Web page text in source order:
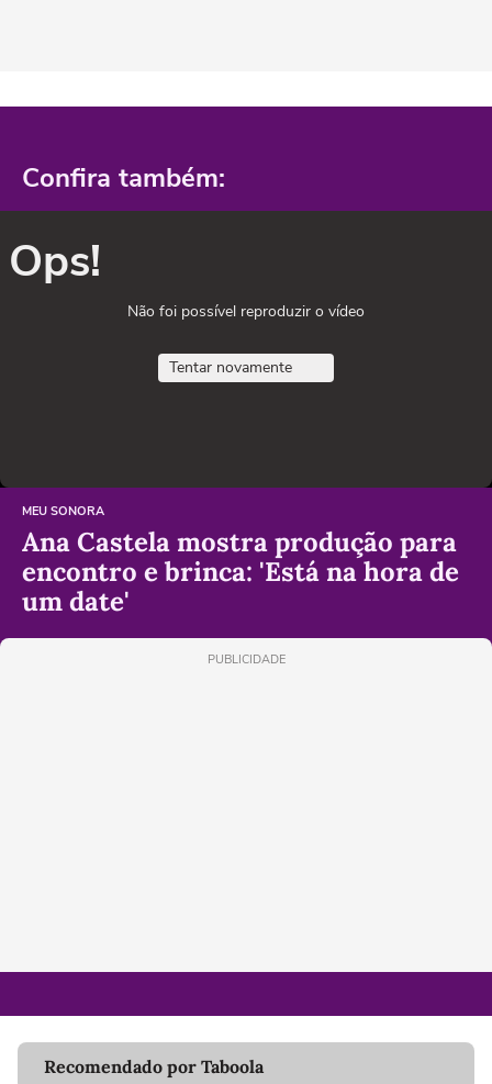
Confira também:
Ops!
Não foi possível reproduzir o vídeo
Tentar novamente
MEU SONORA
Ana Castela mostra produção para
encontro e brinca: 'Está na hora de
um date'
PUBLICIDADE
Recomendado por Taboola